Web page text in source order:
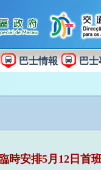
巴士情報 巴
時安排5月12日首